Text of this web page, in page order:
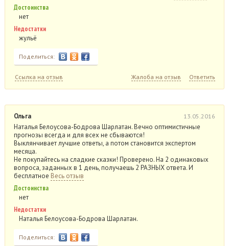
Достоинства
нет
Недостатки
жульё
Поделиться:
Ссылка на отзыв Жалоба на отзыв Ответить
Ольга 13.05.2016
Наталья Белоусова-Бодрова Шарлатан. Вечно оптимистичные
прогнозы всегда и для всех не сбываются!
Выклянчивает лучшие ответы, а потом становится экспертом
месяца.
Не покупайтесь на сладкие сказки! Проверено. На 2 одинаковых
вопроса, заданных в 1 день, получаешь 2 РАЗНЫХ ответа. И
бесплатное Весь отзыв
Достоинства
нет
Недостатки
Наталья Белоусова-Бодрова Шарлатан.
Поделиться: